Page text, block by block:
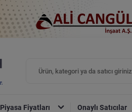
Piyasa Fiyatları Onaylı Satıcılar